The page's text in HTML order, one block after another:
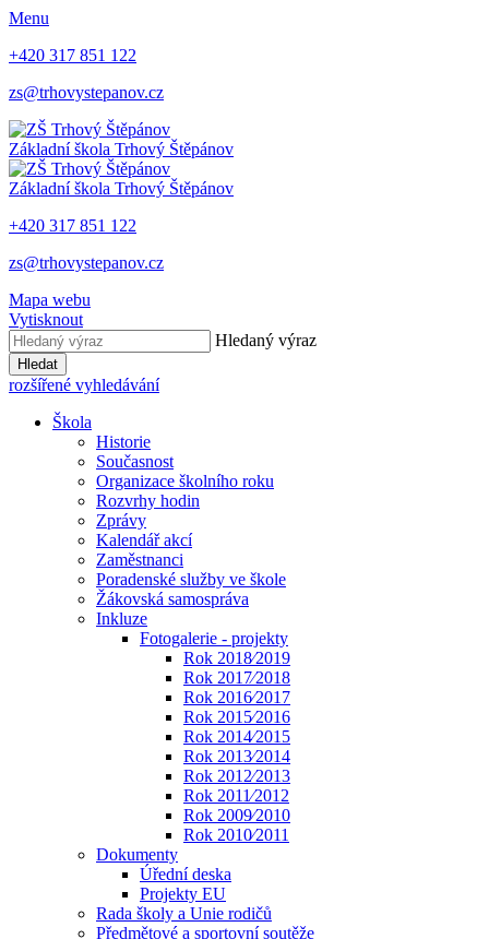
Menu
+420 317 851 122
zs@trhovystepanov.cz
Základní škola Trhový Štěpánov
Základní škola Trhový Štěpánov
+420 317 851 122
zs@trhovystepanov.cz
Mapa webu
Vytisknout
Hledaný výraz
Hledat
rozšířené vyhledávání
Škola
Historie
Současnost
Organizace školního roku
Rozvrhy hodin
Zprávy
Kalendář akcí
Zaměstnanci
Poradenské služby ve škole
Žákovská samospráva
Inkluze
Fotogalerie - projekty
Rok 2018⁄2019
Rok 2017⁄2018
Rok 2016⁄2017
Rok 2015⁄2016
Rok 2014⁄2015
Rok 2013⁄2014
Rok 2012⁄2013
Rok 2011⁄2012
Rok 2009⁄2010
Rok 2010⁄2011
Dokumenty
Úřední deska
Projekty EU
Rada školy a Unie rodičů
Předmětové a sportovní soutěže